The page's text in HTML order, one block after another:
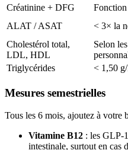
Créatinine + DFG
Fonction
ALAT / ASAT
< 3× la
Cholestérol total,
LDL, HDL
Selon
Triglycérides
< 1,50
Mesures semestrielles
Tous les 6 mois, ajoutez à votre
Vitamine B12 : les GLP-
intestinale, surtout en cas